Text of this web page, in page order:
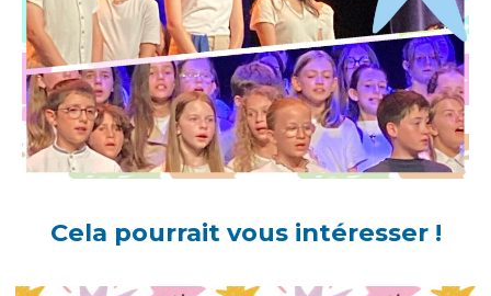
Cela pourrait vous intéresser !